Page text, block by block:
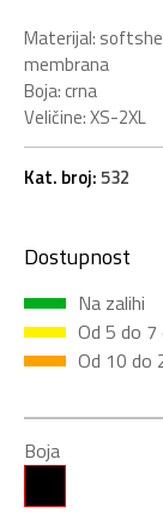
Materijal:
membrana
Boja: crna
Veličine: XS-2XL
Kat. broj:532
Dostupnost
Na zalihi
Od 5 do 7
Od 10 do
Boja